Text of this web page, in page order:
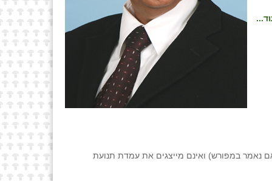
נאמר במפורש) ואינם מייצגים את עמדת תנועת